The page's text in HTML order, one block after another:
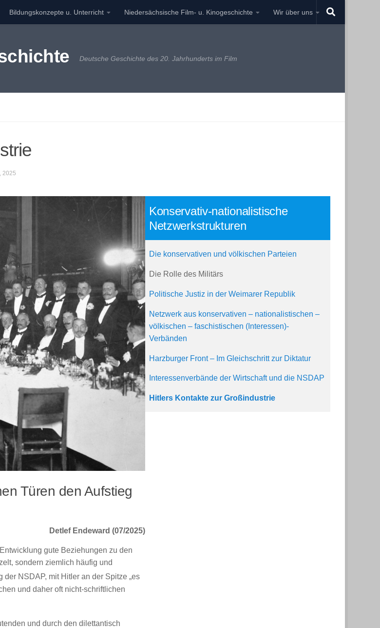
Bildungskonzepte u. Unterricht Niedersächsische Film- u. Kinogeschichte Wir über uns
Deutsche Geschichte des 20. Jahrhunderts im Film
2025
Türen den Aufstieg
Detlef Endeward (07/2025)
gute Beziehungen zu den
sondern ziemlich häufig und
NSDAP, mit Hitler an der Spitze „es
und daher oft nicht-schriftlichen
und durch den dilettantisch
Konservativ-nationalistische
Netzwerkstrukturen
Die konservativen und völkischen Parteien
Die Rolle des Militärs
Politische Justiz in der Weimarer Republik
Netzwerk aus konservativen – nationalistischen –
völkischen – faschistischen (Interessen)-
Verbänden
Harzburger Front – Im Gleichschritt zur Diktatur
Interessenverbände der Wirtschaft und die NSDAP
Hitlers Kontakte zur Großindustrie